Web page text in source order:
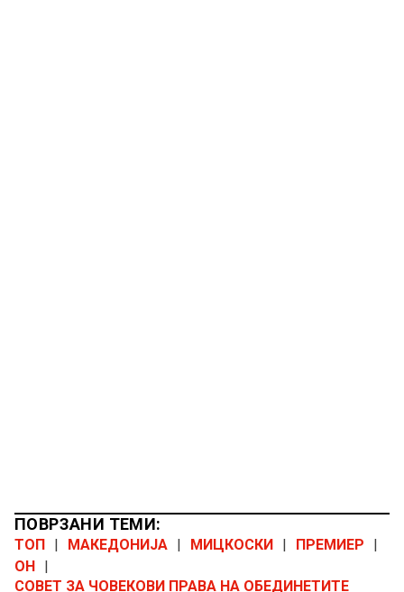
ПОВРЗАНИ ТЕМИ:
ТОП | МАКЕДОНИЈА | МИЦКОСКИ | ПРЕМИЕР
|
ОН |
СОВЕТ ЗА ЧОВЕКОВИ ПРАВА НА ОБЕДИНЕТИТЕ